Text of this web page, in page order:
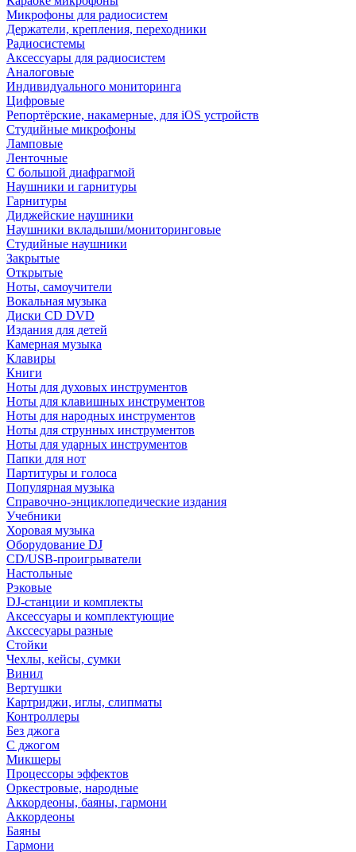
Микрофоны для радиосистем
Держатели, крепления, переходники
Радиосистемы
Аксессуары для радиосистем
Аналоговые
Индивидуального мониторинга
Цифровые
Репортёрские, накамерные, для iOS устройств
Студийные микрофоны
Ламповые
Ленточные
С большой диафрагмой
Наушники и гарнитуры
Гарнитуры
Диджейские наушники
Наушники вкладыши/мониторинговые
Студийные наушники
Закрытые
Открытые
Ноты, самоучители
Вокальная музыка
Диски CD DVD
Издания для детей
Камерная музыка
Клавиры
Книги
Ноты для духовых инструментов
Ноты для клавишных инструментов
Ноты для народных инструментов
Ноты для струнных инструментов
Ноты для ударных инструментов
Папки для нот
Партитуры и голоса
Популярная музыка
Справочно-энциклопедические издания
Учебники
Хоровая музыка
Оборудование DJ
CD/USB-проигрыватели
Настольные
Рэковые
DJ-станции и комплекты
Аксессуары и комплектующие
Акссесуары разные
Стойки
Чехлы, кейсы, сумки
Винил
Вертушки
Картриджи, иглы, слипматы
Контроллеры
Без джога
С джогом
Микшеры
Процессоры эффектов
Оркестровые, народные
Аккордеоны, баяны, гармони
Аккордеоны
Баяны
Гармони